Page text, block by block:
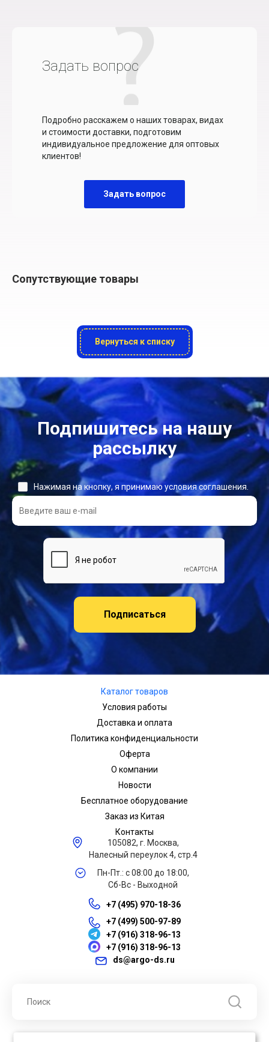
Задать вопрос
Подробно расскажем о наших товарах, видах
и стоимости доставки, подготовим
индивидуальное предложение для оптовых
клиентов!
Задать вопрос
Сопутствующие товары
Вернуться к списку
Подпишитесь на нашу
рассылку
Подписаться
Нажимая на кнопку, я принимаю условия соглашения.
Каталог товаров
Условия работы
Доставка и оплата
Политика конфиденциальности
Оферта
О компании
Новости
Бесплатное оборудование
Заказ из Китая
Контакты
105082, г. Москва,
Налесный переулок 4, стр.4
Пн-Пт.: с 08:00 до 18:00,
Сб-Вс - Выходной
+7 (495) 970-18-36
+7 (499) 500-97-89
+7 (916) 318-96-13
+7 (916) 318-96-13
ds@argo-ds.ru